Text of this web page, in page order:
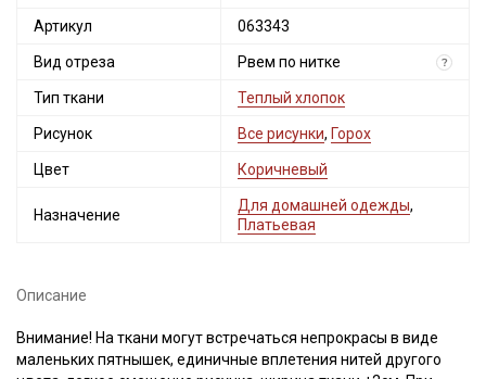
Артикул 063343
Вид отреза Рвем по нитке ?
Тип ткани Теплый хлопок
Рисунок Все рисунки, Горох
Цвет Коричневый
Назначение
Для домашней одежды,
Платьевая
Описание
Внимание! На ткани могут встречаться непрокрасы в виде
маленьких пятнышек, единичные вплетения нитей другого